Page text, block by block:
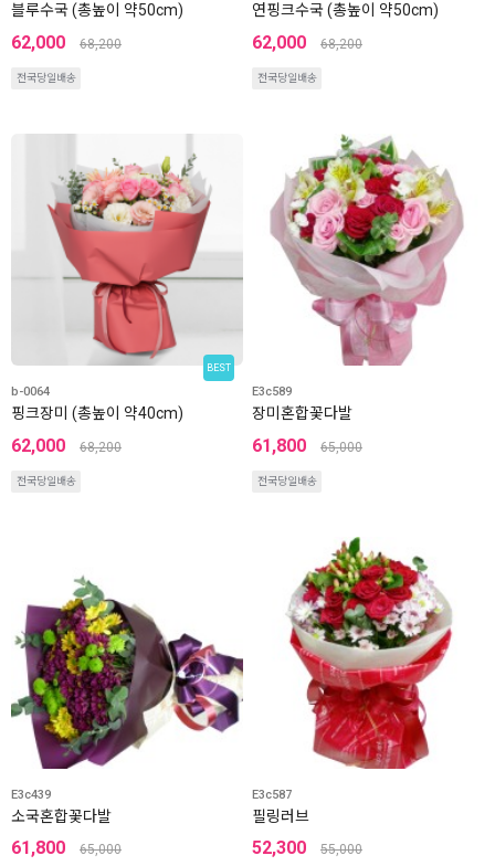
블루수국 (총높이 약50cm)
62,000 68,200
전국당일배송
연핑크수국 (총높이 약50cm)
62,000 68,200
전국당일배송
BEST
b-0064
핑크장미 (총높이 약40cm)
62,000 68,200
전국당일배송
E3c589
장미혼합꽃다발
61,800 65,000
전국당일배송
E3c439
소국혼합꽃다발
61,800 65,000
E3c587
필링러브
52,300 55,000